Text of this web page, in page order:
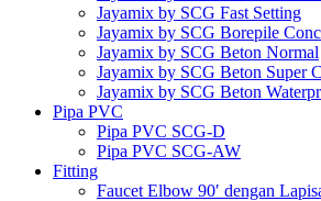
Jayamix by SCG Fast Setting
Jayamix by SCG Borepile
Jayamix by SCG Beton Normal
Jayamix by SCG Beton Super
Jayamix by SCG Beton
Pipa PVC
Pipa PVC SCG-D
Pipa PVC SCG-AW
Fitting
Faucet Elbow 90′ dengan